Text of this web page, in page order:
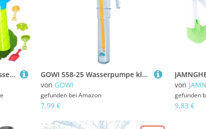
Kids Water Table, 3 in 1 Wasser- und Sandspieltisch mit Tieren Formen, Schaufeln, Kelle, Handharken, Eimer, Bank und vieles mehr für den Sommer -Strandpool -Hinterhof -Spielzeug, Sandkästen Strandspi
GOWI 558-25 Wasserpumpe klar, Strand- und Badespielzeug
von GOWI
gefunden bei Amazon
7,99 €
von
gefunden
9,83 €